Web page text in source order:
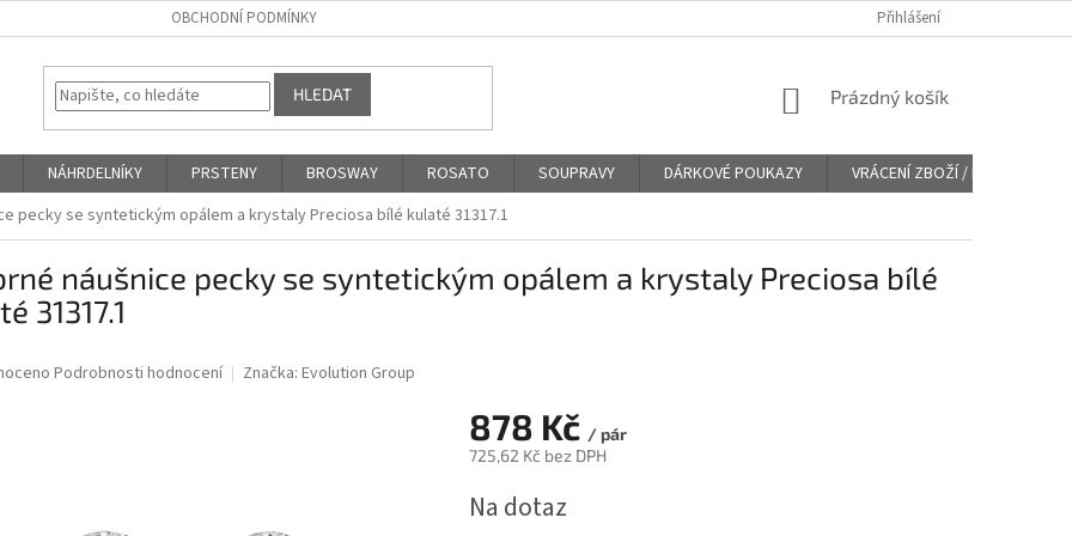
OBCHODNÍ PODMÍNKY Přihlášení
HLEDAT
NÁKUPNÍ
Prázdný košík
NÁHRDELNÍKY PRSTENY BROSWAY ROSATO SOUPRAVY DÁRKOVÉ POUKAZY
VRÁCENÍ ZBOŽÍ / REKLAMACE
pecky se syntetickým opálem a krystaly Preciosa bílé kulaté 31317.1
náušnice pecky se syntetickým opálem a krystaly Preciosa bílé
31317.1
Podrobnosti hodnocení Značka: Evolution Group
878 Kč / pár
725,62 Kč bez DPH
cena:
Na dotaz